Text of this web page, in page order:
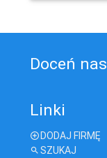
Doceń nas
Linki
DODAJ FIRMĘ
SZUKAJ